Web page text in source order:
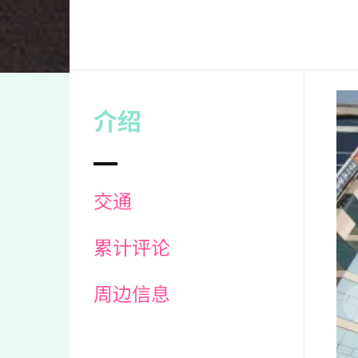
介绍
交通
累计评论
周边信息